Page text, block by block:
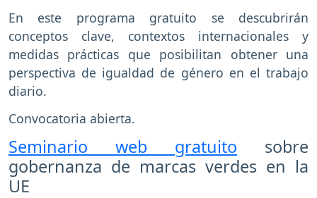
En este programa gratuito se descubrirán
conceptos clave, contextos internacionales y
medidas prácticas que posibilitan obtener una
perspectiva de igualdad de género en el trabajo
diario.
Convocatoria abierta.
Seminario web gratuito sobre
gobernanza de marcas verdes en la
UE